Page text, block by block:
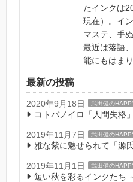
たインクは
現在）。イ
マステ、手
最近は落語
能にもはま
最新の投稿
2020年9月18日 武田健の
コトバノイロ「人間失格
2019年11月7日 武田健の
雅な紫に魅せられて「源
2019年11月1日 武田健の
短い秋を彩るインクたち